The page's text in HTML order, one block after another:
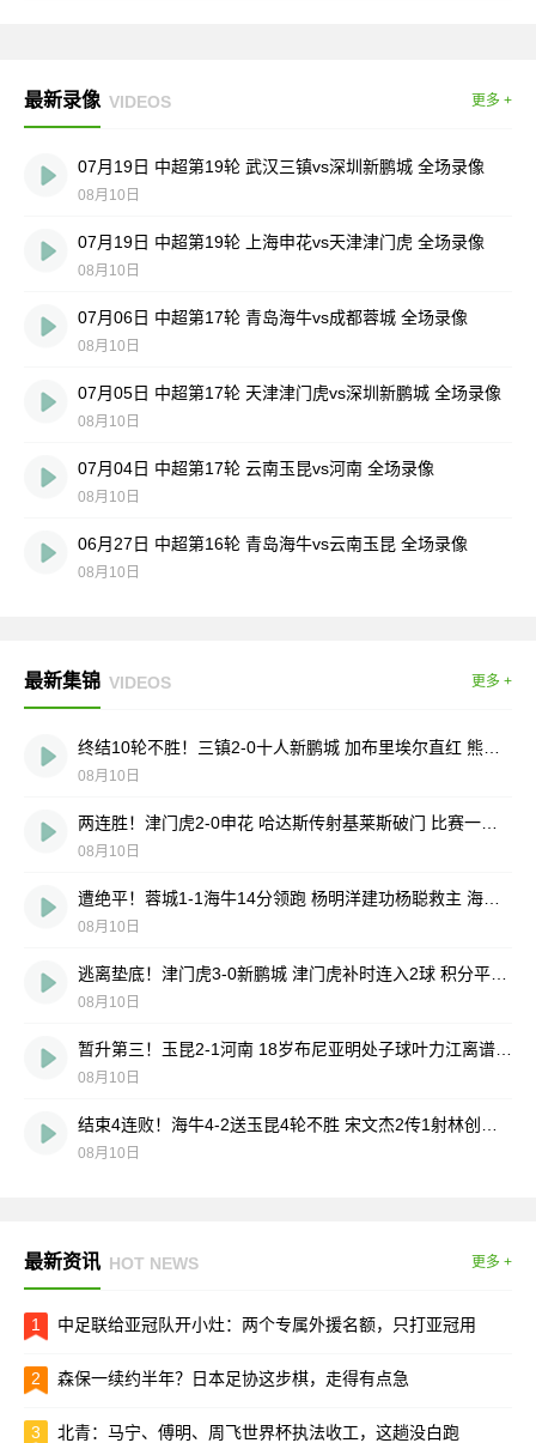
最新录像 VIDEOS 更多 +
07月19日 中超第19轮 武汉三镇vs深圳新鹏城 全场录像
08月10日
07月19日 中超第19轮 上海申花vs天津津门虎 全场录像
08月10日
07月06日 中超第17轮 青岛海牛vs成都蓉城 全场录像
08月10日
07月05日 中超第17轮 天津津门虎vs深圳新鹏城 全场录像
08月10日
07月04日 中超第17轮 云南玉昆vs河南 全场录像
08月10日
06月27日 中超第16轮 青岛海牛vs云南玉昆 全场录像
08月10日
最新集锦 VIDEOS 更多 +
08月10日
08月10日
08月10日
08月10日
08月10日
08月10日
最新资讯 HOT NEWS 更多 +
1 中足联给亚冠队开小灶：两个专属外援名额，只打亚冠用
2 森保一续约半年？日本足协这步棋，走得有点急
3 北青：马宁、傅明、周飞世界杯执法收工，这趟没白跑